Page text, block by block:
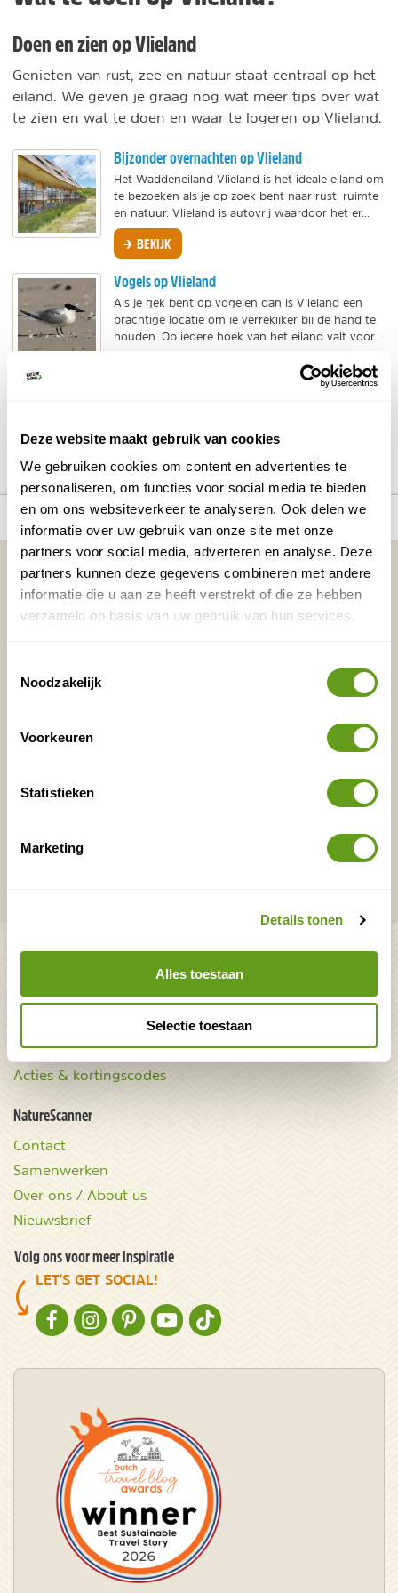
Deze website maakt gebruik van cookies
We gebruiken cookies om content en advertenties te
personaliseren, om functies voor social media te bieden
en om ons websiteverkeer te analyseren. Ook delen we
informatie over uw gebruik van onze site met onze
partners voor social media, adverteren en analyse. Deze
partners kunnen deze gegevens combineren met andere
informatie die u aan ze heeft verstrekt of die ze hebben
verzameld op basis van uw gebruik van hun services.
Noodzakelijk
Voorkeuren
Statistieken
Marketing
Details tonen
Alles toestaan
Selectie toestaan
Doen en zien op Vlieland
Genieten van rust, zee en natuur staat centraal op het
eiland. We geven je graag nog wat meer tips over wat
te zien en wat te doen en waar te logeren op Vlieland.
Bijzonder overnachten op Vlieland
Het Waddeneiland Vlieland is het ideale eiland om
te bezoeken als je op zoek bent naar rust, ruimte
en natuur. Vlieland is autovrij waardoor het er...
BEKIJK
Vogels op Vlieland
Als je gek bent op vogelen dan is Vlieland een
prachtige locatie om je verrekijker bij de hand te
houden. Op iedere hoek van het eiland valt voor...
Deel deze pagina! DELEN OP FACEBOOK
DELEN OP XDELEN VIA DE MAIL
number_of_trips:
4 Bekijk alle reizen naar Vlieland Bekijk kaart
Vakantietips & Inspiratie?
Voornaam Achternaam
E-mailadres* Waar ligt je interesse?
Bekijk ook
aarde
Natuurgidsjes.nl
Acties & kortingscodes
Uitrusting
Zoek op reistype
Groepsaccommodaties
NatureScanner
Contact
Samenwerken
Over ons / About us
Nieuwsbrief
Volg ons voor meer inspiratie
LET'S GET SOCIAL!
NATURESCANNER OP FACEBOOK
NATURESCANNER OP INSTAGRAM
NATURESCANNER OP PINTEREST
NATURESCANNER OP YOUTUBE
NATURESCANNER OP TIKTOK